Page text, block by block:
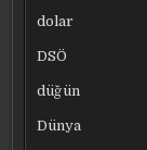
dolar
DSÖ
düğün
Dünya